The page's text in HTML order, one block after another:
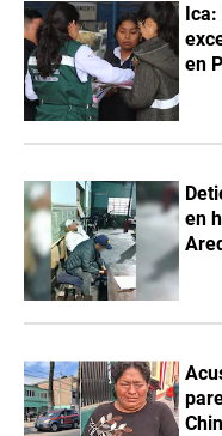
en
en